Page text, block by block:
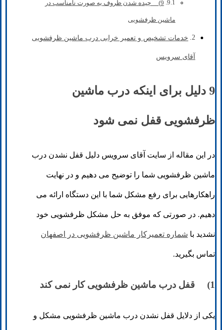
9) چیده شدن ظروف یه صورت نامناسب در
ماشین ظرفشویی
خدمات تشخیص و تعمیر خرابی درب ماشین ظرفشویی
آقای سرویس
9 دلیل برای اینکه درب ماشین
ظرفشویی قفل نمی شود
در این مقاله از سایت آقای سرویس دلیل قفل نشدن درب
ماشین ظرفشویی شما را توضیح می دهیم و در نهایت
راهکارهایی برای رفع مشکل شما با این دستگاه ارائه می
دهیم. در صورتی که موفق به حل مشکل ظرفشویی خود
نشدید با شماره تعمیرکار ماشین ظرفشویی در اصفهان
تماس بگیرید.
1) قفل درب ماشین ظرفشویی کار نمی کند
یکی از دلایل قفل نشدن درب ماشین ظرفشویی مشکل و